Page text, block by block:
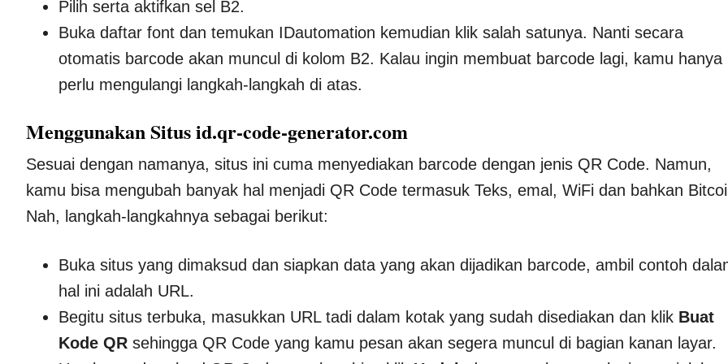
Pilih serta aktifkan sel B2.
Buka daftar font dan temukan IDautomation kemudian klik salah satunya. Nanti secara
otomatis barcode akan muncul di kolom B2. Kalau ingin membuat barcode lagi, kamu hanya
perlu mengulangi langkah-langkah di atas.
Menggunakan Situs id.qr-code-generator.com
Sesuai dengan namanya, situs ini cuma menyediakan barcode dengan jenis QR Code. Namun,
kamu bisa mengubah banyak hal menjadi QR Code termasuk Teks, emal, WiFi dan bahkan
Nah, langkah-langkahnya sebagai berikut:
Buka situs yang dimaksud dan siapkan data yang akan dijadikan barcode, ambil contoh
hal ini adalah URL.
Begitu situs terbuka, masukkan URL tadi dalam kotak yang sudah disediakan dan klik Buat
Kode QR sehingga QR Code yang kamu pesan akan segera muncul di bagian kanan layar.